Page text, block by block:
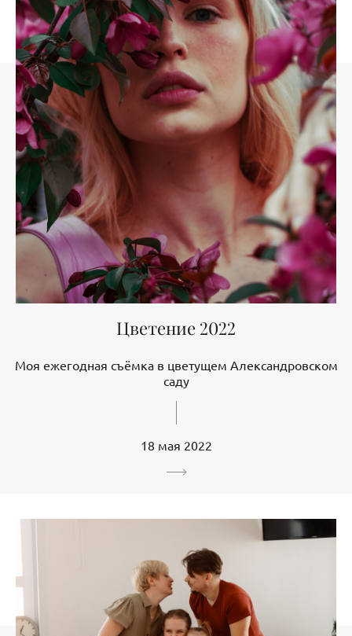
Цветение 2022
Моя ежегодная съёмка в цветущем Александровском
саду
18 мая 2022